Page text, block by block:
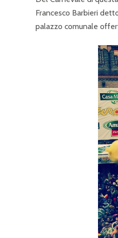
Francesco Barbieri
palazzo comunale